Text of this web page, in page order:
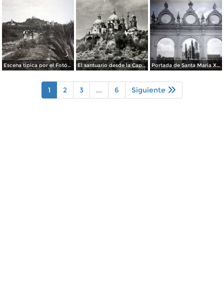
Escena tipica por el Fotógrafo Hugo Brehme. El santuario desde la Capilla Real Portada de Santa Maria Xixitla.
1 2 3 ... 6 Siguiente